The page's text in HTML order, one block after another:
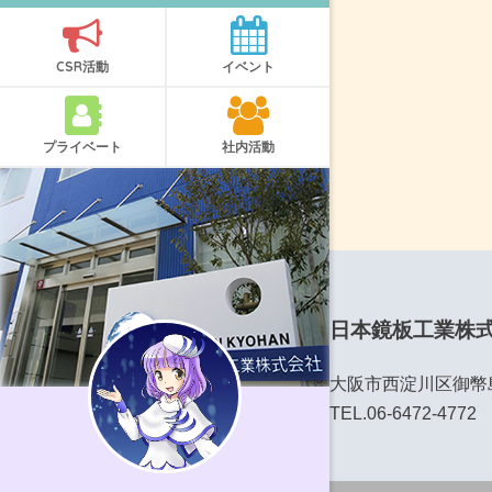
CSR活動 イベント
プライベート 社内活動
日本鏡板工業株
大阪市西淀川区御
TEL.06-6472-4772